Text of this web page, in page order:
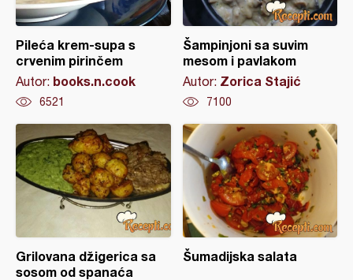
Pileća krem-supa s
crvenim pirinčem
Autor: books.n.cook
6521
Šampinjoni sa suvim
mesom i pavlakom
Autor: Zorica Stajić
7100
Grilovana džigerica sa
sosom od spanaća
Šumadijska salata